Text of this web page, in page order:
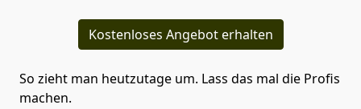
Kostenloses Angebot erhalten
So zieht man heutzutage um. Lass das mal die Profis
machen.